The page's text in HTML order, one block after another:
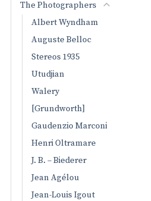
The Photographers
Albert Wyndham
Auguste Belloc
Stereos 1935
Utudjian
Walery
[Grundworth]
Gaudenzio Marconi
Henri Oltramare
J. B. – Biederer
Jean Agélou
Jean-Louis Igout